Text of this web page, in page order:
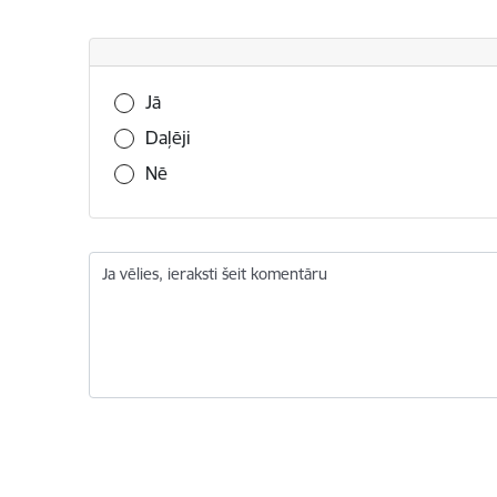
Vai šī informācija bija noderīga?
Jā
Daļēji
Nē
Ja vēlies, ieraksti šeit komentāru